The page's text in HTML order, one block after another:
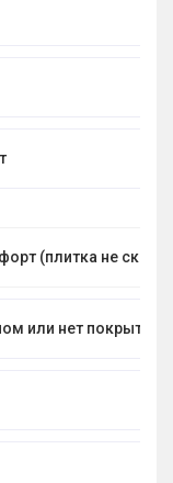
(плитка не
или нет покрытия